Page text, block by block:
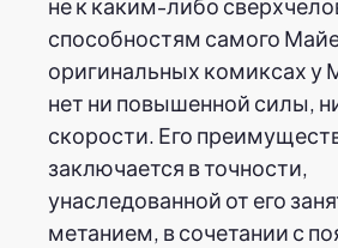
способностям самого
оригинальных комиксах у
нет ни повышенной силы,
скорости. Его
заключается в точности,
унаследованной от его
метанием, в сочетании с